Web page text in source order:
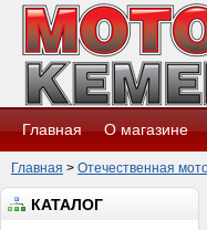
Главная О магазине
Главная > Отечественная
КАТАЛОГ